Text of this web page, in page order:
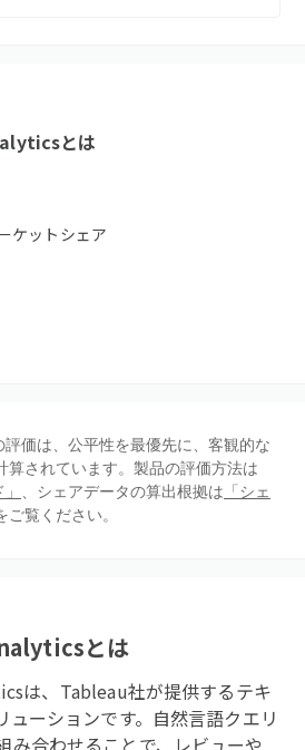
とは
ケットシェア
評価は、公平性を最優先に、客観的な
算されています。製品の評価方法は
、シェアデータの算出根拠は 「シェ
ご覧ください。
とは
は、Tableau社が提供するテキ
ューションです。自然言語クエリ
み合わせることで、レビューや